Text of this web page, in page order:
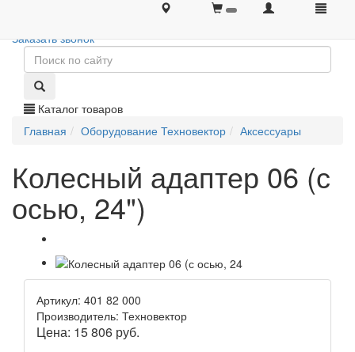
+7 (495) 646-08-66 +7 (495) 646-08-66
Заказать звонок
Каталог товаров
Главная
Оборудование Техновектор Аксессуары
Колесный адаптер 06 (с
осью, 24")
Артикул: 401 82 000
Производитель: Техновектор
Цена: 15 806 руб.